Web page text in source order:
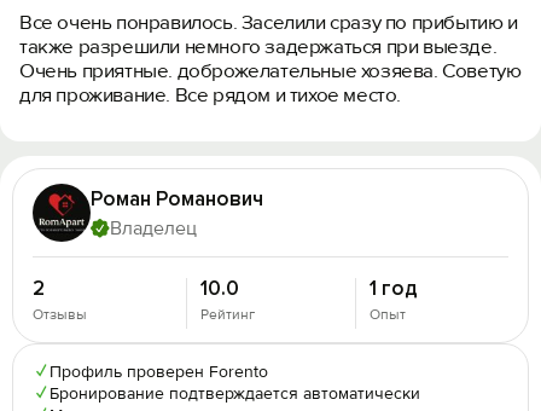
Все очень понравилось. Заселили сразу по прибытию и
также разрешили немного задержаться при выезде.
Очень приятные. доброжелательные хозяева. Советую
для проживание. Все рядом и тихое место.
Роман Романович
Владелец
2
Отзывы
10.0
Рейтинг
1 год
Опыт
✓ Профиль проверен Forento
✓ Бронирование подтверждается автоматически